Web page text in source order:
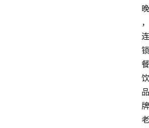
晚
，
连
锁
餐
饮
品
牌
老